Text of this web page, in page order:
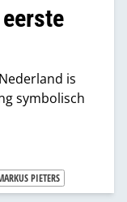
is
symbolisch
PIETERS